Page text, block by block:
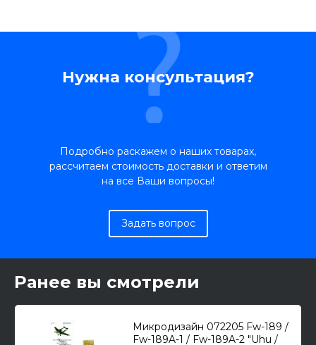
Нужна консультация?
Подробно раскажем о наших товарах,
рассчитаем стоимость доставки и ответим
на все Ваши вопросы!
Задать вопрос
Ранее вы смотрели
Микродизайн 072205 Fw-189 /
Fw-189A-1 / Fw-189A-2 "Uhu /